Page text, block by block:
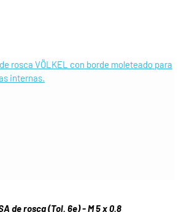
de rosca (Tol. 6e) - M 5 x 0.8